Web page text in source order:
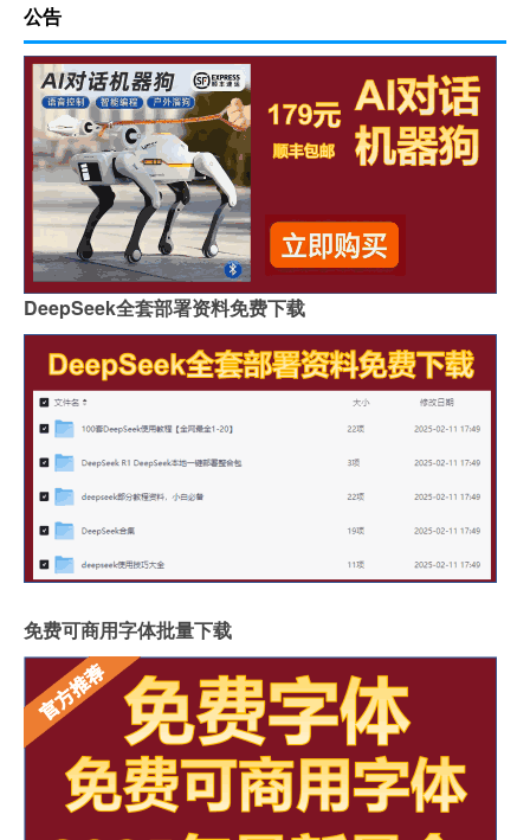
公告
DeepSeek全套部署资料免费下载
免费可商用字体批量下载